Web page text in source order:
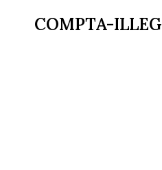
COMPTA-